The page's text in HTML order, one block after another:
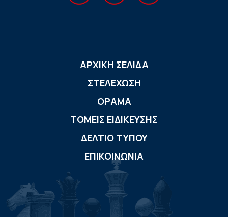
ΑΡΧΙΚΗ ΣΕΛΙΔΑ
ΣΤΕΛΕΧΩΣΗ
ΟΡΑΜΑ
ΤΟΜΕΙΣ ΕΙΔΙΚΕΥΣΗΣ
ΔΕΛΤΙΟ ΤΥΠΟΥ
ΕΠΙΚΟΙΝΩΝΙΑ